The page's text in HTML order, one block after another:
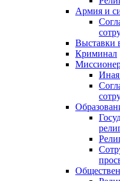
Армия и
Выставки
Криминал
Иная